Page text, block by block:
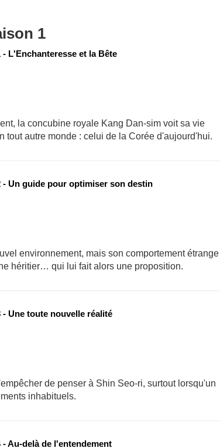
1
- L'Enchanteresse et la Bête
la concubine royale Kang Dan-sim voit sa vie
tout autre monde : celui de la Corée d'aujourd'hui.
- Un guide pour optimiser son destin
environnement, mais son comportement étrange
héritier… qui lui fait alors une proposition.
- Une toute nouvelle réalité
de penser à Shin Seo-ri, surtout lorsqu'un
inhabituels.
- Au-delà de l'entendement